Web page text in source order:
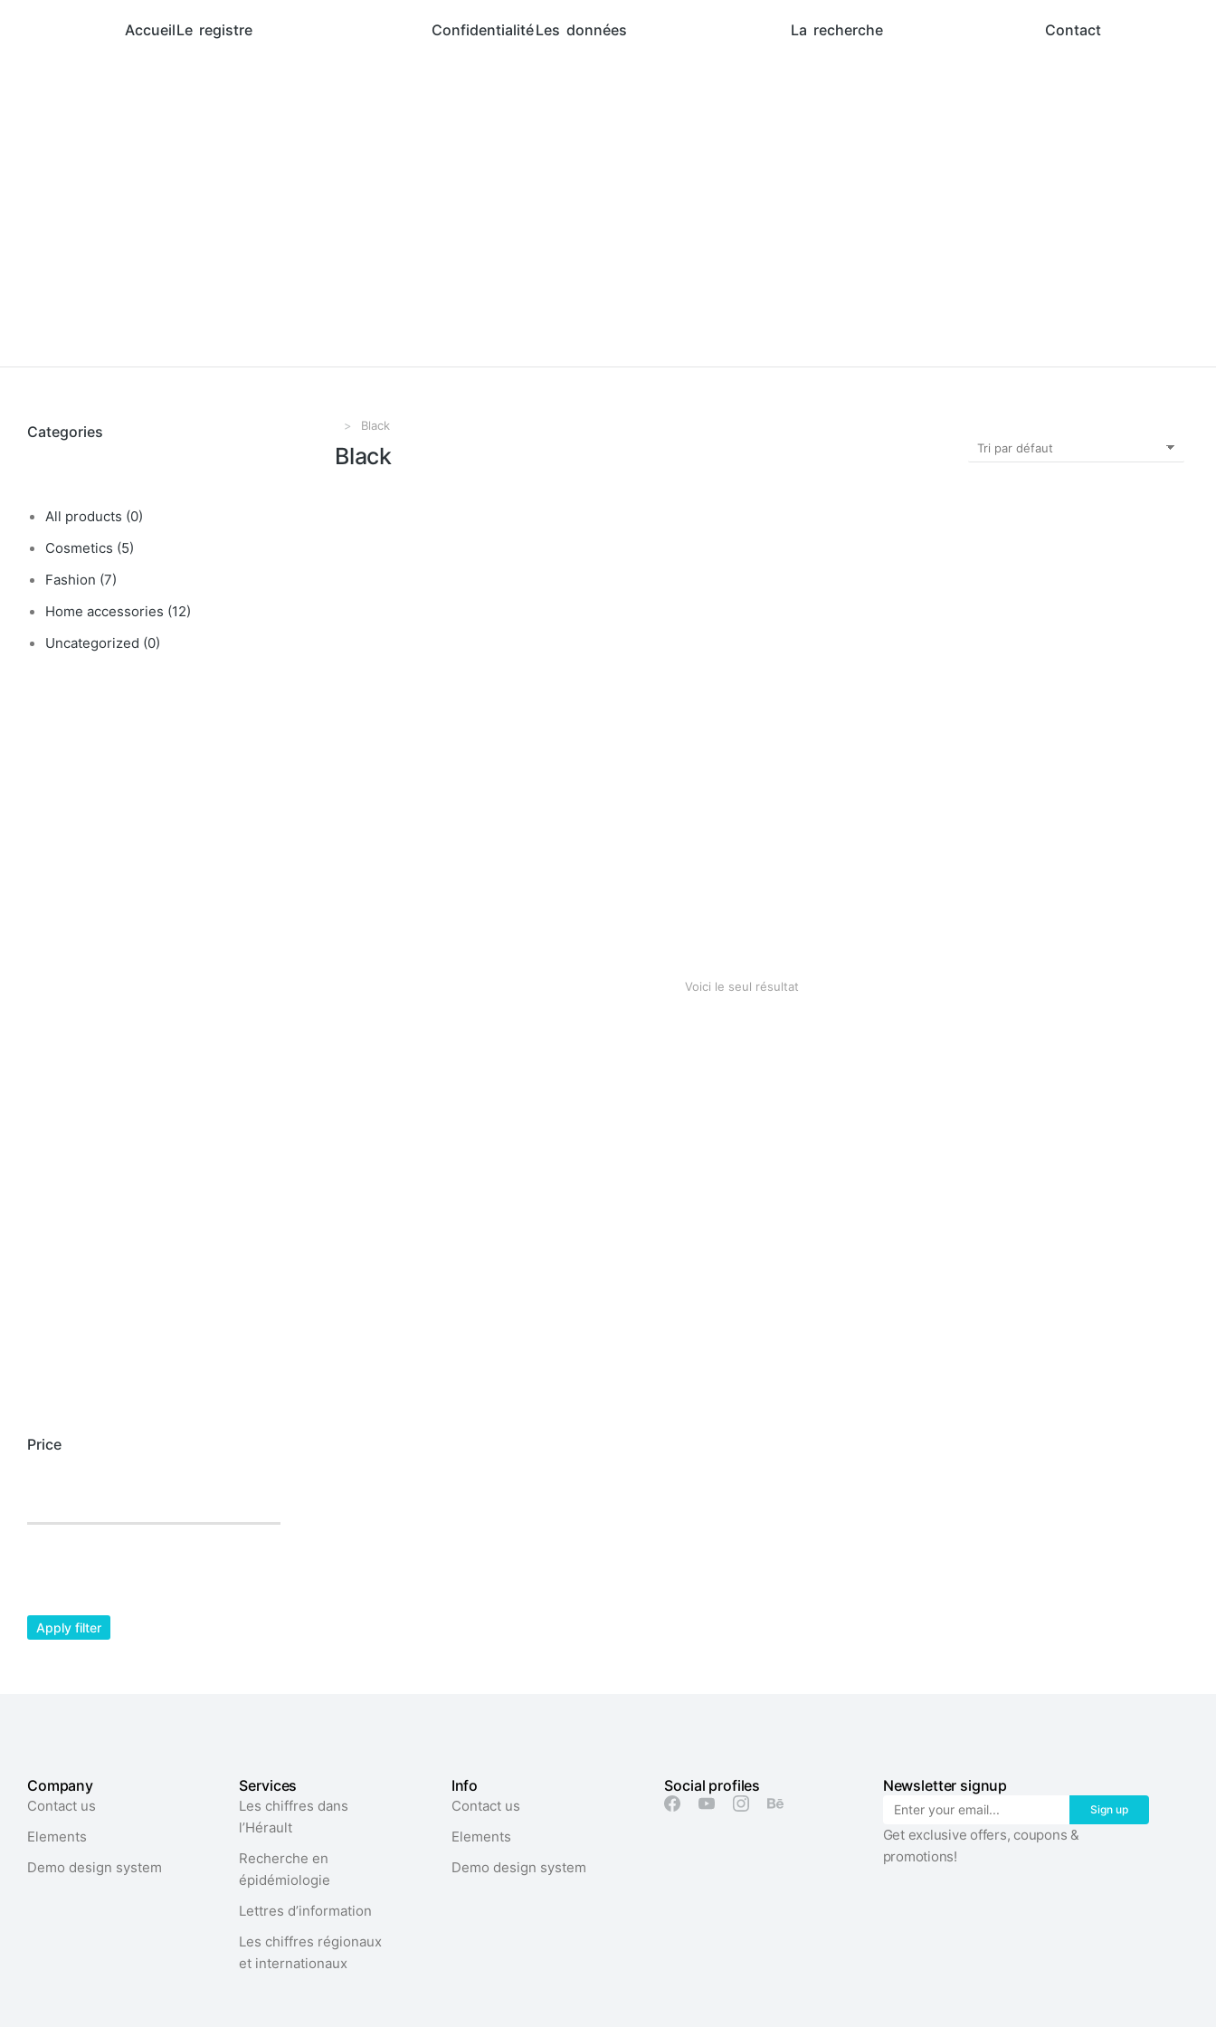
AccueilLe registre ConfidentialitéLes données La recherche Contact
Categories
All products (0)
Cosmetics (5)
Fashion (7)
Home accessories (12)
Uncategorized (0)
Price
Apply filter
Vous êtes ici :
Black
Black
Voici le seul résultat
Company
Contact us
Elements
Demo design system
Services
Les chiffres dans
l’Hérault​
Recherche en
épidémiologie
Lettres d’information
Les chiffres régionaux
et internationaux
Info
Contact us
Elements
Demo design system
Social profiles Newsletter signup
Sign up
Get exclusive offers, coupons &
promotions!